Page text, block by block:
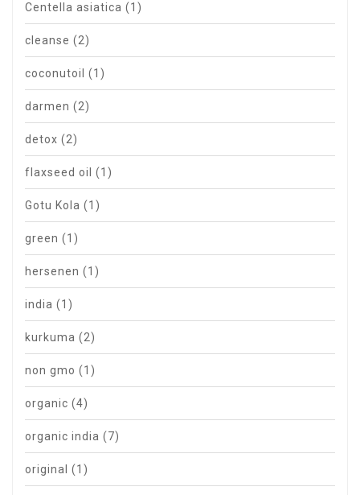
Centella asiatica (1)
cleanse (2)
coconutoil (1)
darmen (2)
detox (2)
flaxseed oil (1)
Gotu Kola (1)
green (1)
hersenen (1)
india (1)
kurkuma (2)
non gmo (1)
organic (4)
organic india (7)
original (1)